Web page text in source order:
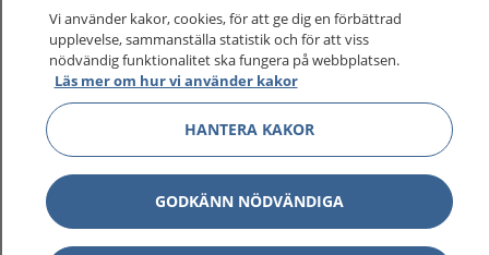
1177–tryggt om din hälsa och vård
På 1177.se får du råd om hälsa och information om
sjukdomar och vilka mottagningar du kan kontakta.
Logga in för att läsa din journal och göra dina
vårdärenden. Ring telefonnummer 1177 för
sjukvårdsrådgivning dygnet runt.
1177 ger dig råd när du vill må bättre.
Vi använder kakor, cookies, för att ge dig en förbättrad
upplevelse, sammanställa statistik och för att viss
nödvändig funktionalitet ska fungera på webbplatsen.
Läs mer om hur vi använder kakor
HANTERA KAKOR
GODKÄNN NÖDVÄNDIGA